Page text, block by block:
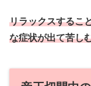
リラックスするこ
な症状が出て苦し